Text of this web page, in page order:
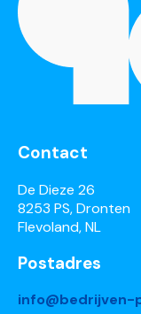
Contact
De Dieze 26
8253 PS, Dronten
Flevoland, NL
Postadres
info@bedrijven-